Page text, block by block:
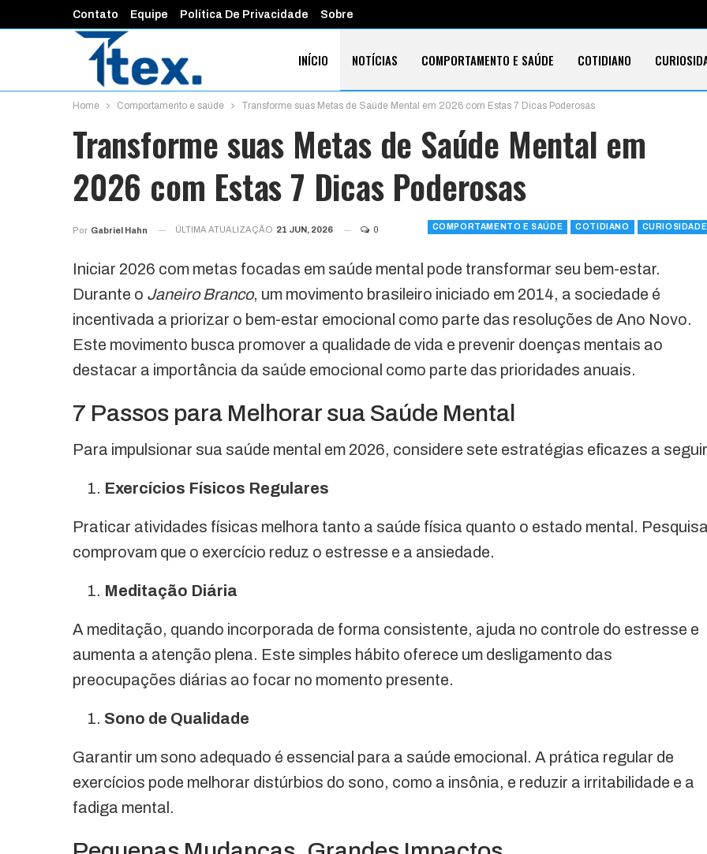
Contato Equipe Política De Privacidade Sobre
INÍCIO NOTÍCIAS COMPORTAMENTO E SAÚDE COTIDIANO
Home Comportamento e saúde Transforme suas Metas de Saúde Mental em 2026 com Estas 7 Dicas Poderosas
Transforme suas Metas de Saúde Mental em
2026 com Estas 7 Dicas Poderosas
COMPORTAMENTO E SAÚDE COTIDIANO
Por Gabriel Hahn ÚLTIMA ATUALIZAÇÃO 21 JUN, 2026 0
Iniciar 2026 com metas focadas em saúde mental pode transformar seu bem-estar.
Durante o Janeiro Branco, um movimento brasileiro iniciado em 2014, a sociedade é
incentivada a priorizar o bem-estar emocional como parte das resoluções de Ano Novo.
Este movimento busca promover a qualidade de vida e prevenir doenças mentais ao
destacar a importância da saúde emocional como parte das prioridades anuais.
7 Passos para Melhorar sua Saúde Mental
Para impulsionar sua saúde mental em 2026, considere sete estratégias eficazes a
Exercícios Físicos Regulares
Praticar atividades físicas melhora tanto a saúde física quanto o estado mental.
comprovam que o exercício reduz o estresse e a ansiedade.
Meditação Diária
A meditação, quando incorporada de forma consistente, ajuda no controle do estresse e
aumenta a atenção plena. Este simples hábito oferece um desligamento das
preocupações diárias ao focar no momento presente.
Sono de Qualidade
Garantir um sono adequado é essencial para a saúde emocional. A prática regular de
exercícios pode melhorar distúrbios do sono, como a insônia, e reduzir a irritabilidade e a
fadiga mental.